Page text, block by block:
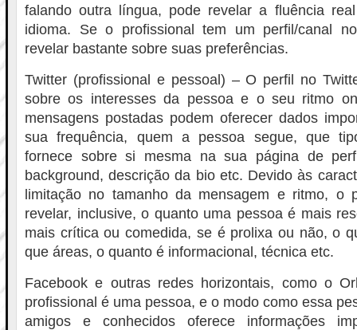
falando outra língua, pode revelar a fluência
idioma. Se o profissional tem um perfil/canal
revelar bastante sobre suas preferências.
Twitter (profissional e pessoal) – O perfil no
sobre os interesses da pessoa e o seu ritmo
mensagens postadas podem oferecer dados
sua frequência, quem a pessoa segue, que
fornece sobre si mesma na sua página de
background, descrição da bio etc. Devido às
limitação no tamanho da mensagem e ritmo, o
revelar, inclusive, o quanto uma pessoa é mais
mais crítica ou comedida, se é prolixa ou não, o
que áreas, o quanto é informacional, técnica etc.
Facebook e outras redes horizontais, como o
profissional é uma pessoa, e o modo como essa
amigos e conhecidos oferece informações